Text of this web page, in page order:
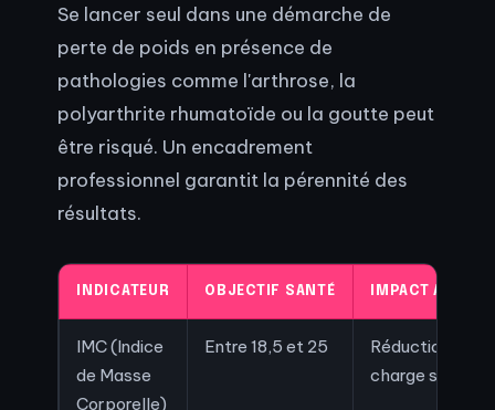
Se lancer seul dans une démarche de
perte de poids en présence de
pathologies comme l'arthrose, la
polyarthrite rhumatoïde ou la goutte peut
être risqué. Un encadrement
professionnel garantit la pérennité des
résultats.
INDICATEUR OBJECTIF SANTÉ IMPACT
IMC (Indice
de Masse
Corporelle)
Entre 18,5 et 25
Réduction de la
charge statique